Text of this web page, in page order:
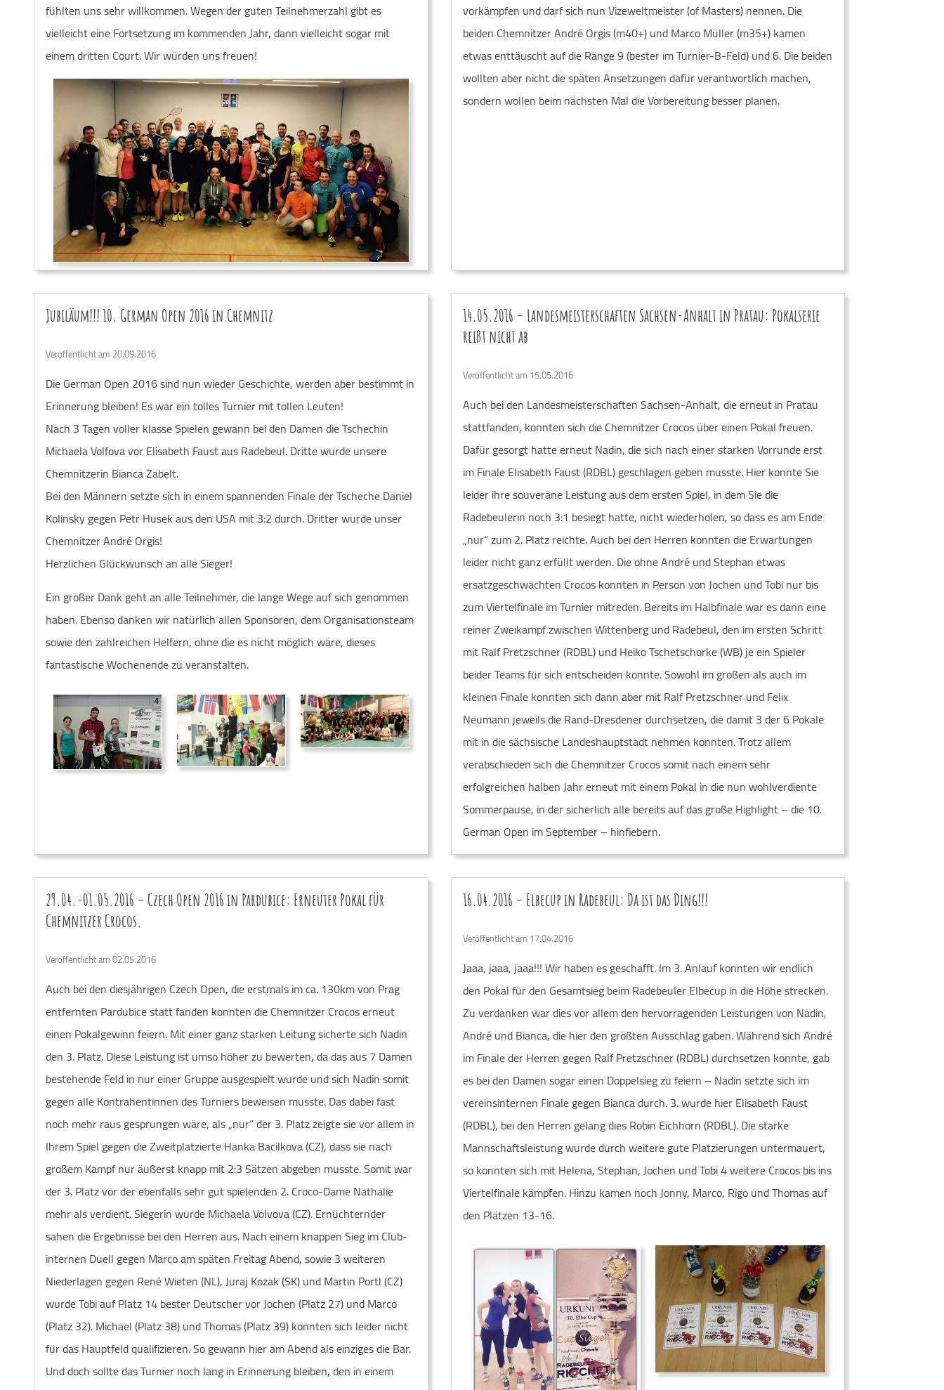
fühlten uns sehr willkommen. Wegen der guten Teilnehmerzahl gibt es
vielleicht eine Fortsetzung im kommenden Jahr, dann vielleicht sogar mit
einem dritten Court. Wir würden uns freuen!
vorkämpfen und darf sich nun Vizeweltmeister (of Masters) nennen. Die
beiden Chemnitzer André Orgis (m40+) und Marco Müller (m35+) kamen
etwas enttäuscht auf die Ränge 9 (bester im Turnier-B-Feld) und 6. Die beiden
wollten aber nicht die späten Ansetzungen dafür verantwortlich machen,
sondern wollen beim nächsten Mal die Vorbereitung besser planen.
Jubiläum!!! 10. German Open 2016 in Chemnitz
Veröffentlicht am 20.09.2016
Die German Open 2016 sind nun wieder Geschichte, werden aber bestimmt in
Erinnerung bleiben! Es war ein tolles Turnier mit tollen Leuten!
Nach 3 Tagen voller klasse Spielen gewann bei den Damen die Tschechin
Michaela Volfova vor Elisabeth Faust aus Radebeul. Dritte wurde unsere
Chemnitzerin Bianca Zabelt.
Bei den Männern setzte sich in einem spannenden Finale der Tscheche Daniel
Kolinsky gegen Petr Husek aus den USA mit 3:2 durch. Dritter wurde unser
Chemnitzer André Orgis!
Herzlichen Glückwunsch an alle Sieger!
Ein großer Dank geht an alle Teilnehmer, die lange Wege auf sich genommen
haben. Ebenso danken wir natürlich allen Sponsoren, dem Organisationsteam
sowie den zahlreichen Helfern, ohne die es nicht möglich wäre, dieses
fantastische Wochenende zu veranstalten.
14.05.2016 – Landesmeisterschaften Sachsen-Anhalt in Pratau: Pokalserie
reißt nicht ab
Veröffentlicht am 15.05.2016
Auch bei den Landesmeisterschaften Sachsen-Anhalt, die erneut in Pratau
stattfanden, konnten sich die Chemnitzer Crocos über einen Pokal freuen.
Dafür gesorgt hatte erneut Nadin, die sich nach einer starken Vorrunde erst
im Finale Elisabeth Faust (RDBL) geschlagen geben musste. Hier konnte Sie
leider ihre souveräne Leistung aus dem ersten Spiel, in dem Sie die
Radebeulerin noch 3:1 besiegt hatte, nicht wiederholen, so dass es am Ende
„nur“ zum 2. Platz reichte. Auch bei den Herren konnten die Erwartungen
leider nicht ganz erfüllt werden. Die ohne André und Stephan etwas
ersatzgeschwächten Crocos konnten in Person von Jochen und Tobi nur bis
zum Viertelfinale im Turnier mitreden. Bereits im Halbfinale war es dann eine
reiner Zweikampf zwischen Wittenberg und Radebeul, den im ersten Schritt
mit Ralf Pretzschner (RDBL) und Heiko Tschetschorke (WB) je ein Spieler
beider Teams für sich entscheiden konnte. Sowohl im großen als auch im
kleinen Finale konnten sich dann aber mit Ralf Pretzschner und Felix
Neumann jeweils die Rand-Dresdener durchsetzen, die damit 3 der 6 Pokale
mit in die sächsische Landeshauptstadt nehmen konnten. Trotz allem
verabschieden sich die Chemnitzer Crocos somit nach einem sehr
erfolgreichen halben Jahr erneut mit einem Pokal in die nun wohlverdiente
Sommerpause, in der sicherlich alle bereits auf das große Highlight – die 10.
German Open im September – hinfiebern.
29.04.-01.05.2016 – Czech Open 2016 in Pardubice: Erneuter Pokal für
Chemnitzer Crocos.
Veröffentlicht am 02.05.2016
Auch bei den diesjährigen Czech Open, die erstmals im ca. 130km von Prag
entfernten Pardubice statt fanden konnten die Chemnitzer Crocos erneut
einen Pokalgewinn feiern. Mit einer ganz starken Leitung sicherte sich Nadin
den 3. Platz. Diese Leistung ist umso höher zu bewerten, da das aus 7 Damen
bestehende Feld in nur einer Gruppe ausgespielt wurde und sich Nadin somit
gegen alle Kontrahentinnen des Turniers beweisen musste. Das dabei fast
noch mehr raus gesprungen wäre, als „nur“ der 3. Platz zeigte sie vor allem in
Ihrem Spiel gegen die Zweitplatzierte Hanka Bacilkova (CZ), dass sie nach
großem Kampf nur äußerst knapp mit 2:3 Sätzen abgeben musste. Somit war
der 3. Platz vor der ebenfalls sehr gut spielenden 2. Croco-Dame Nathalie
mehr als verdient. Siegerin wurde Michaela Volvova (CZ). Ernüchternder
sahen die Ergebnisse bei den Herren aus. Nach einem knappen Sieg im Club-
internen Duell gegen Marco am späten Freitag Abend, sowie 3 weiteren
Niederlagen gegen René Wieten (NL), Juraj Kozak (SK) und Martin Portl (CZ)
wurde Tobi auf Platz 14 bester Deutscher vor Jochen (Platz 27) und Marco
(Platz 32). Michael (Platz 38) und Thomas (Platz 39) konnten sich leider nicht
für das Hauptfeld qualifizieren. So gewann hier am Abend als einziges die Bar.
Und doch sollte das Turnier noch lang in Erinnerung bleiben, den in einem
16.04.2016 – Elbecup in Radebeul: Da ist das Ding!!!
Veröffentlicht am 17.04.2016
Jaaa, jaaa, jaaa!!! Wir haben es geschafft. Im 3. Anlauf konnten wir endlich
den Pokal für den Gesamtsieg beim Radebeuler Elbecup in die Höhe strecken.
Zu verdanken war dies vor allem den hervorragenden Leistungen von Nadin,
André und Bianca, die hier den größten Ausschlag gaben. Während sich André
im Finale der Herren gegen Ralf Pretzschner (RDBL) durchsetzen konnte, gab
es bei den Damen sogar einen Doppelsieg zu feiern – Nadin setzte sich im
vereinsinternen Finale gegen Bianca durch. 3. wurde hier Elisabeth Faust
(RDBL), bei den Herren gelang dies Robin Eichhorn (RDBL). Die starke
Mannschaftsleistung wurde durch weitere gute Platzierungen untermauert,
so konnten sich mit Helena, Stephan, Jochen und Tobi 4 weitere Crocos bis ins
Viertelfinale kämpfen. Hinzu kamen noch Jonny, Marco, Rigo und Thomas auf
den Plätzen 13-16.